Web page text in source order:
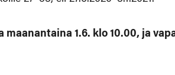
maanantaina 1.6. klo 10.00, ja